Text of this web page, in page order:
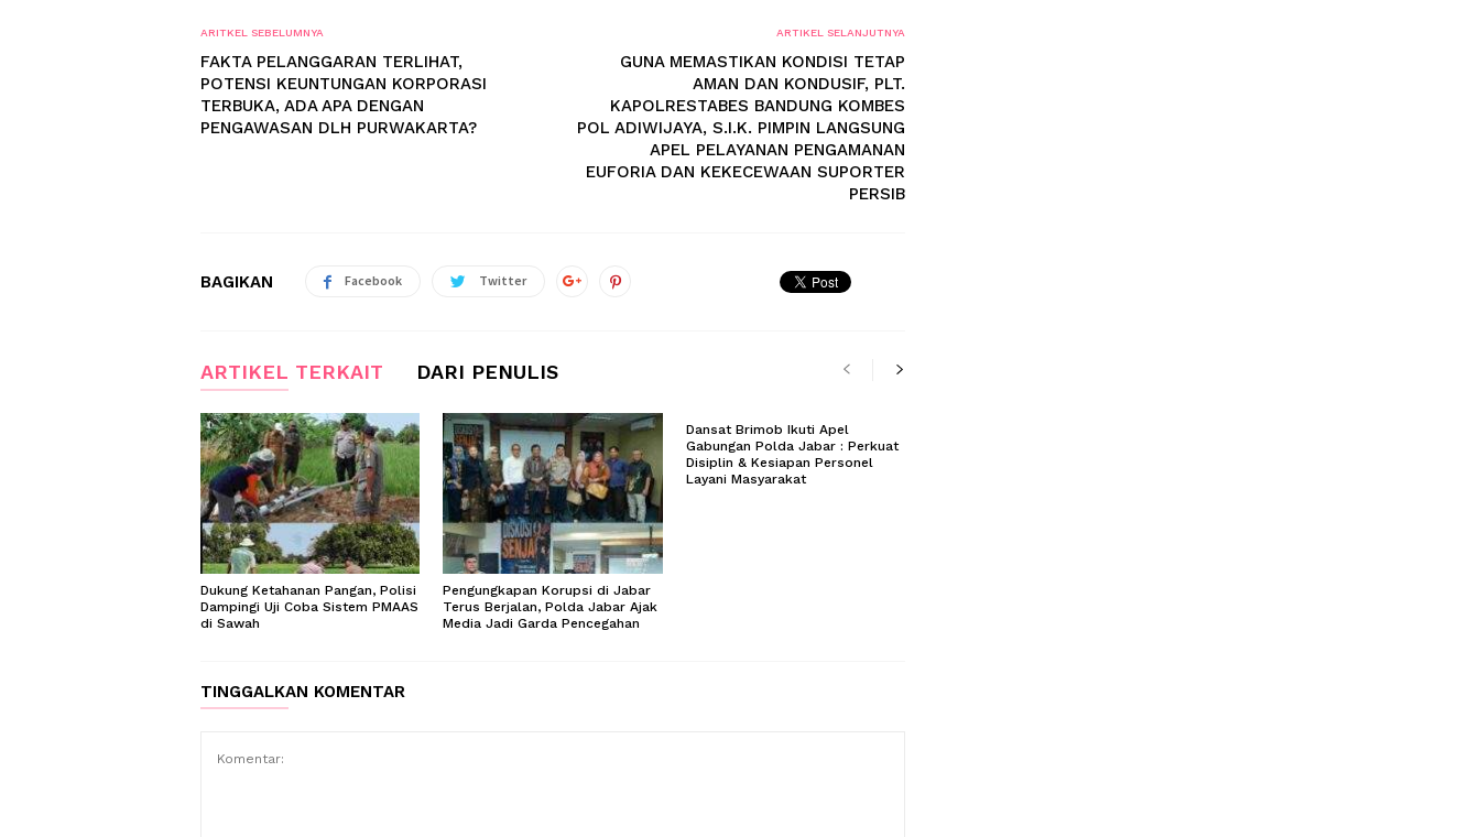
ARITKEL SEBELUMNYA
FAKTA PELANGGARAN TERLIHAT,
POTENSI KEUNTUNGAN KORPORASI
TERBUKA, ADA APA DENGAN
PENGAWASAN DLH PURWAKARTA?
ARTIKEL SELANJUTNYA
GUNA MEMASTIKAN KONDISI TETAP
AMAN DAN KONDUSIF, PLT.
KAPOLRESTABES BANDUNG KOMBES
POL ADIWIJAYA, S.I.K. PIMPIN LANGSUNG
APEL PELAYANAN PENGAMANAN
EUFORIA DAN KEKECEWAAN SUPORTER
PERSIB
BAGIKAN Facebook Twitter
ARTIKEL TERKAIT DARI PENULIS
Dukung Ketahanan Pangan, Polisi
Dampingi Uji Coba Sistem PMAAS
di Sawah
Pengungkapan Korupsi di Jabar
Terus Berjalan, Polda Jabar Ajak
Media Jadi Garda Pencegahan
Dansat Brimob Ikuti Apel
Gabungan Polda Jabar : Perkuat
Disiplin & Kesiapan Personel
Layani Masyarakat
TINGGALKAN KOMENTAR